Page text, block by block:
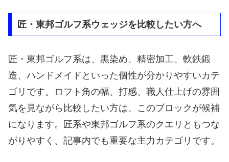
匠・東邦ゴルフ系ウェッジを比較したい方へ
匠・東邦ゴルフ系は、黒染め、精密加工、軟鉄鍛
造、ハンドメイドといった個性が分かりやすいカテ
ゴリです。ロフト角の幅、打感、職人仕上げの雰囲
気を見ながら比較したい方は、このブロックが候補
になります。匠系や東邦ゴルフ系のクエリともつな
がりやすく、記事内でも重要な主力カテゴリです。